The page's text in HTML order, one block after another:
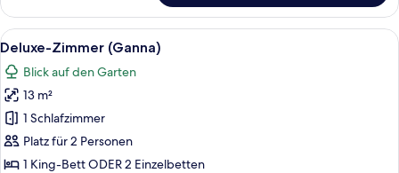
Zimmer
(Bianchi)
Alle
Fotos
für
Deluxe-
Zimmer
(Ganna)
anzeigen
Ein ordentlich eingerichtetes
6
Deluxe-Zimmer (Ganna)
Blick auf den Garten
13 m²
1 Schlafzimmer
Platz für 2 Personen
1 King-Bett ODER 2 Einzelbetten